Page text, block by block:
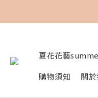
夏花花藝
購物須知
關